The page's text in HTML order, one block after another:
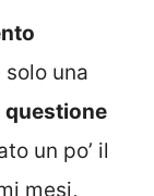
solo una
questione
un po’ il
mesi,